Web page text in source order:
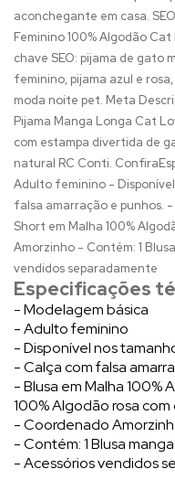
aconchegante em casa.
Feminino 100% Algodão
chave SEO: pijama de gato
feminino, pijama azul e
moda noite pet. Meta
Pijama Manga Longa Cat
com estampa divertida de
natural RC Conti.
Adulto feminino -
falsa amarração e punhos. -
Short em Malha 100%
Amorzinho - Contém: 1
vendidos separadamente
Especificações
- Modelagem básica
- Adulto feminino
- Disponível nos
- Calça com falsa
- Blusa em Malha 100%
100% Algodão rosa com
- Coordenado
- Contém: 1 Blusa
- Acessórios vendidos